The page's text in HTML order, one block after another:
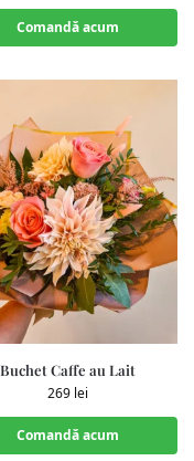
Comandă acum
Buchet Caffe au Lait
269 lei
Comandă acum